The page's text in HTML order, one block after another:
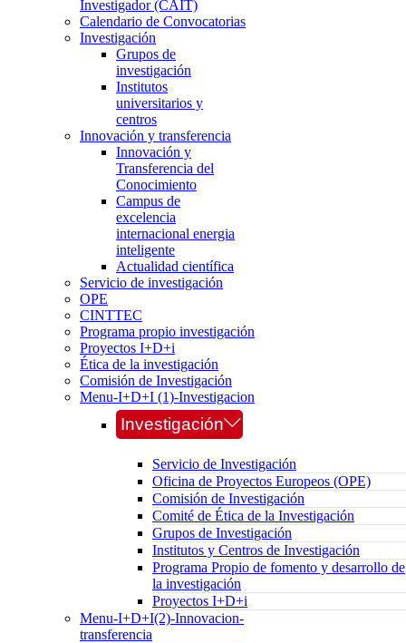
Investigador (CAIT)
Calendario de Convocatorias
Investigación
Grupos de
investigación
Institutos
universitarios y
centros
Innovación y transferencia
Innovación y
Transferencia del
Conocimiento
Campus de
excelencia
internacional energia
inteligente
Actualidad científica
Servicio de investigación
OPE
CINTTEC
Programa propio investigación
Proyectos I+D+i
Ética de la investigación
Comisión de Investigación
Menu-I+D+I (1)-Investigacion
Investigación
Servicio de Investigación
Oficina de Proyectos Europeos (OPE)
Comisión de Investigación
Comité de Ética de la Investigación
Grupos de Investigación
Institutos y Centros de Investigación
Programa Propio de fomento y desarrollo de
la investigación
Proyectos I+D+i
Menu-I+D+I(2)-Innovacion-
transferencia